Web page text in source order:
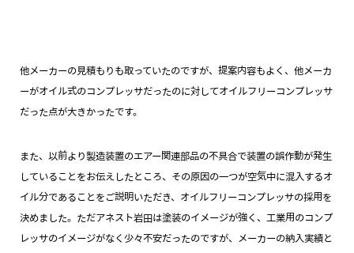
他メーカーの見積もりも取っていたのですが、提案内容もよく、他メーカ
ーがオイル式のコンプレッサだったのに対してオイルフリーコンプレッサ
だった点が大きかったです。
また、以前より製造装置のエアー関連部品の不具合で装置の誤作動が発生
していることをお伝えしたところ、その原因の一つが空気中に混入するオ
イル分であることをご説明いただき、オイルフリーコンプレッサの採用を
決めました。ただアネスト岩田は塗装のイメージが強く、工業用のコンプ
レッサのイメージがなく少々不安だったのですが、メーカーの納入実績と